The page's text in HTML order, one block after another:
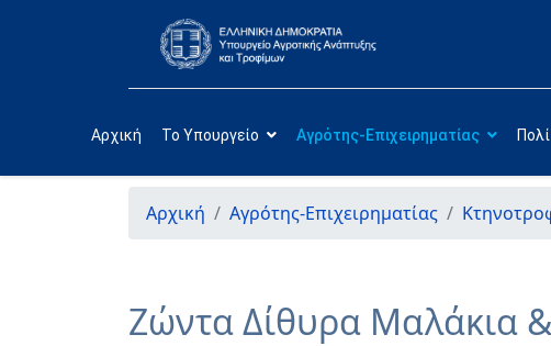
Αρχική Το Υπουργείο Αγρότης-Επιχειρηματίας
Αρχική Αγρότης-Επιχειρηματίας
Ζώντα Δίθυρα Μαλάκια